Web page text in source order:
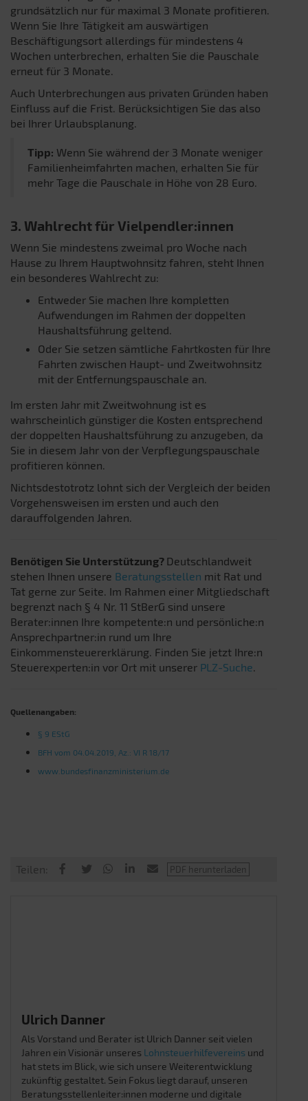
grundsätzlich nur für maximal 3 Monate profitieren.
Wenn Sie Ihre Tätigkeit am auswärtigen
Beschäftigungsort allerdings für mindestens 4
Wochen unterbrechen, erhalten Sie die Pauschale
erneut für 3 Monate.
Auch Unterbrechungen aus privaten Gründen haben
Einfluss auf die Frist. Berücksichtigen Sie das also
bei Ihrer Urlaubsplanung.
Tipp: Wenn Sie während der 3 Monate weniger
Familienheimfahrten machen, erhalten Sie für
mehr Tage die Pauschale in Höhe von 28 Euro.
3. Wahlrecht für Vielpendler:innen
Wenn Sie mindestens zweimal pro Woche nach
Hause zu Ihrem Hauptwohnsitz fahren, steht Ihnen
ein besonderes Wahlrecht zu:
Entweder Sie machen Ihre kompletten
Aufwendungen im Rahmen der doppelten
Haushaltsführung geltend.
Oder Sie setzen sämtliche Fahrtkosten für Ihre
Fahrten zwischen Haupt- und Zweitwohnsitz
mit der Entfernungspauschale an.
Im ersten Jahr mit Zweitwohnung ist es
wahrscheinlich günstiger die Kosten entsprechend
der doppelten Haushaltsführung zu anzugeben, da
Sie in diesem Jahr von der Verpflegungspauschale
profitieren können.
Nichtsdestotrotz lohnt sich der Vergleich der beiden
Vorgehensweisen im ersten und auch den
darauffolgenden Jahren.
Benötigen Sie Unterstützung? Deutschlandweit
stehen Ihnen unsere Beratungsstellen mit Rat und
Tat gerne zur Seite. Im Rahmen einer Mitgliedschaft
begrenzt nach § 4 Nr. 11 StBerG sind unsere
Berater:innen Ihre kompetente:n und persönliche:n
Ansprechpartner:in rund um Ihre
Einkommensteuererklärung. Finden Sie jetzt Ihre:n
Steuerexperten:in vor Ort mit unserer PLZ-Suche.
Quellenangaben:
§ 9 EStG
BFH vom 04.04.2019, Az.: VI R 18/17
www.bundesfinanzministerium.de
Teilen:
Ulrich Danner
Als Vorstand und Berater ist Ulrich Danner seit vielen
Jahren ein Visionär unseres Lohnsteuerhilfevereins und
hat stets im Blick, wie sich unsere Weiterentwicklung
zukünftig gestaltet. Sein Fokus liegt darauf, unseren
Beratungsstellenleiter:innen moderne und digitale